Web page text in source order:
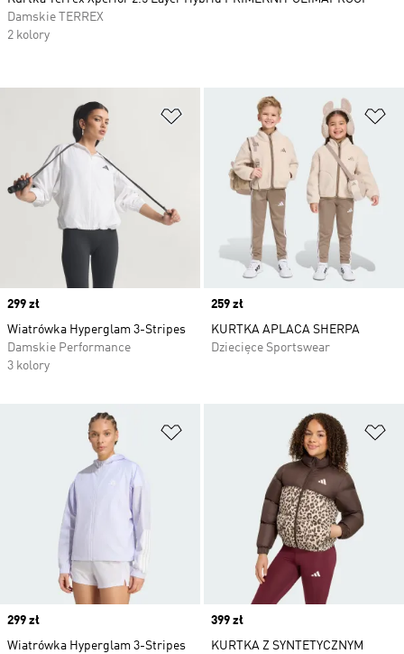
Dodaj do listy życzeń
Price
299 zł
Wiatrówka Hyperglam 3-Stripes
Damskie Performance
3 kolory
Price
259 zł
KURTKA APLACA SHERPA
Dziecięce Sportswear
Dodaj do listy życzeń
Price
299 zł
Wiatrówka Hyperglam 3-Stripes
Price
399 zł
KURTKA Z SYNTETYCZNYM
Damskie TERREX
2 kolory